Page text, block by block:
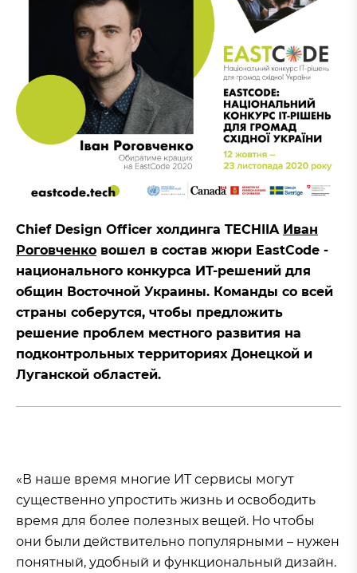
Chief Design Officer холдинга TECHIIA Иван
Роговченко вошел в состав жюри EastCode -
национального конкурса ИТ-решений для
общин Восточной Украины. Команды со всей
страны соберутся, чтобы предложить
решение проблем местного развития на
подконтрольных территориях Донецкой и
Луганской областей.
«В наше время многие ИТ сервисы могут
существенно упростить жизнь и освободить
время для более полезных вещей. Но чтобы
они были действительно популярными – нужен
понятный, удобный и функциональный дизайн.